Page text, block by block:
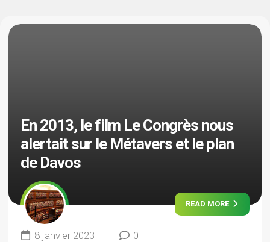
En 2013, le film Le Congrès nous
alertait sur le Métavers et le plan
de Davos
READ MORE
8 janvier 2023 0